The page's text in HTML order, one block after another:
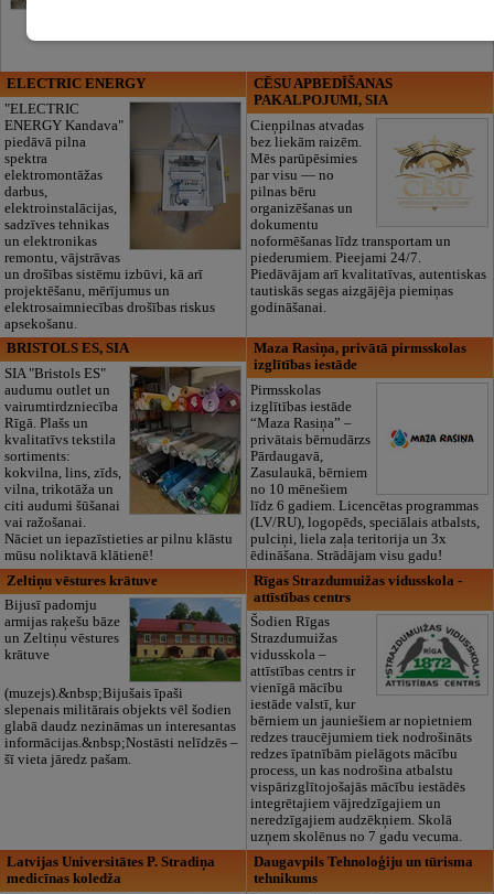
ELECTRIC ENERGY
"ELECTRIC
ENERGY Kandava"
piedāvā pilna
spektra
elektromontāžas
darbus,
elektroinstalācijas,
sadzīves tehnikas
un elektronikas
remontu, vājstrāvas
un drošības sistēmu izbūvi, kā arī
projektēšanu, mērījumus un
elektrosaimniecības drošības riskus
apsekošanu.
CĒSU APBEDĪŠANAS
PAKALPOJUMI, SIA
Cieņpilnas atvadas
bez liekām raizēm.
Mēs parūpēsimies
par visu — no
pilnas bēru
organizēšanas un
dokumentu
noformēšanas līdz transportam un
piederumiem. Pieejami 24/7.
Piedāvājam arī kvalitatīvas, autentiskas
tautiskās segas aizgājēja piemiņas
godināšanai.
BRISTOLS ES, SIA
SIA "Bristols ES"
audumu outlet un
vairumtirdzniecība
Rīgā. Plašs un
kvalitatīvs tekstila
sortiments:
kokvilna, lins, zīds,
vilna, trikotāža un
citi audumi šūšanai
vai ražošanai.
Nāciet un iepazīstieties ar pilnu klāstu
mūsu noliktavā klātienē!
Maza Rasiņa, privātā pirmsskolas
izglītības iestāde
Pirmsskolas
izglītības iestāde
“Maza Rasiņa” –
privātais bērnudārzs
Pārdaugavā,
Zasulaukā, bērniem
no 10 mēnešiem
līdz 6 gadiem. Licencētas programmas
(LV/RU), logopēds, speciālais atbalsts,
pulciņi, liela zaļa teritorija un 3x
ēdināšana. Strādājam visu gadu!
Zeltiņu vēstures krātuve
Bijusī padomju
armijas raķešu bāze
un Zeltiņu vēstures
krātuve
(muzejs).&nbsp;Bijušais īpaši
slepenais militārais objekts vēl šodien
glabā daudz nezināmas un interesantas
informācijas.&nbsp;Nostāsti nelīdzēs –
šī vieta jāredz pašam.
Rīgas Strazdumuižas vidusskola -
attīstības centrs
Šodien Rīgas
Strazdumuižas
vidusskola –
attīstības centrs ir
vienīgā mācību
iestāde valstī, kur
bērniem un jauniešiem ar nopietniem
redzes traucējumiem tiek nodrošināts
redzes īpatnībām pielāgots mācību
process, un kas nodrošina atbalstu
vispārizglītojošajās mācību iestādēs
integrētajiem vājredzīgajiem un
neredzīgajiem audzēkņiem. Skolā
uzņem skolēnus no 7 gadu vecuma.
Latvijas Universitātes P. Stradiņa
medicīnas koledža
Daugavpils Tehnoloģiju un tūrisma
tehnikums